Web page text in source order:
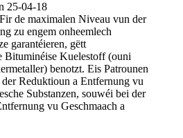
25-04-18
de maximalen Niveau vun der
zu engem onheemlech
garantéieren, gëtt
Bituminéise Kuelestoff (ouni
benotzt. Eis Patrounen
Reduktioun a Entfernung vu
Substanzen, souwéi bei der
vu Geschmaach a